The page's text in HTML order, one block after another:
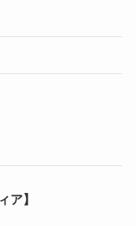
ア】